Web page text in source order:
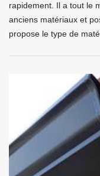
rapidement. Il a tout le
anciens matériaux et
propose le type de